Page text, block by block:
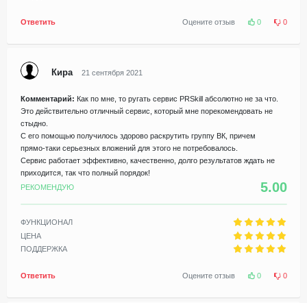
Ответить Оцените отзыв 0 0
Кира 21 сентября 2021
Комментарий: Как по мне, то ругать сервис PRSkill абсолютно не за что.
Это действительно отличный сервис, который мне порекомендовать не
стыдно.
С его помощью получилось здорово раскрутить группу ВК, причем
прямо-таки серьезных вложений для этого не потребовалось.
Сервис работает эффективно, качественно, долго результатов ждать не
приходится, так что полный порядок!
РЕКОМЕНДУЮ
5.00
ФУНКЦИОНАЛ
ЦЕНА
ПОДДЕРЖКА
Ответить Оцените отзыв 0 0